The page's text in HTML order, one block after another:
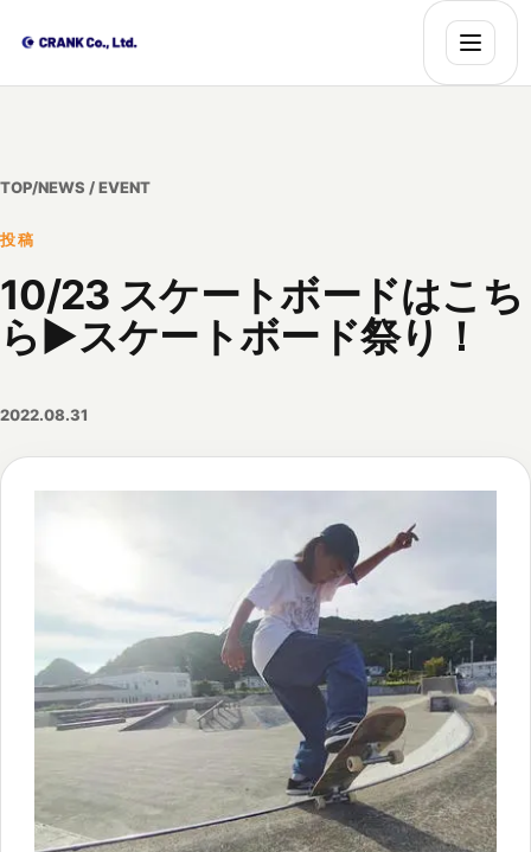
TOP/NEWS / EVENT
投稿
10/23 スケートボードはこち
ら▶スケートボード祭り！
2022.08.31